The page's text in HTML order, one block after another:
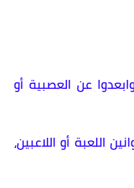
عن العصبية أو
اللعبة أو اللاعبين،